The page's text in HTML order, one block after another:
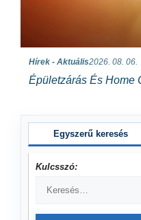
Hírek - Aktuális2026. 08. 06.
Épületzárás És Home
Egyszerű keresés
Kulcsszó: